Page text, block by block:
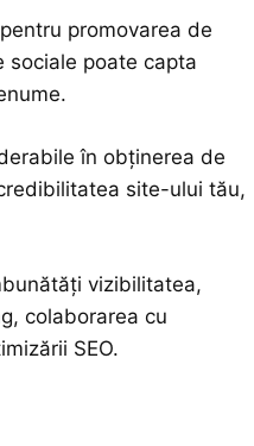
promovarea de
sociale poate capta
în obținerea de
site-ului tău,
vizibilitatea,
colaborarea cu
SEO.